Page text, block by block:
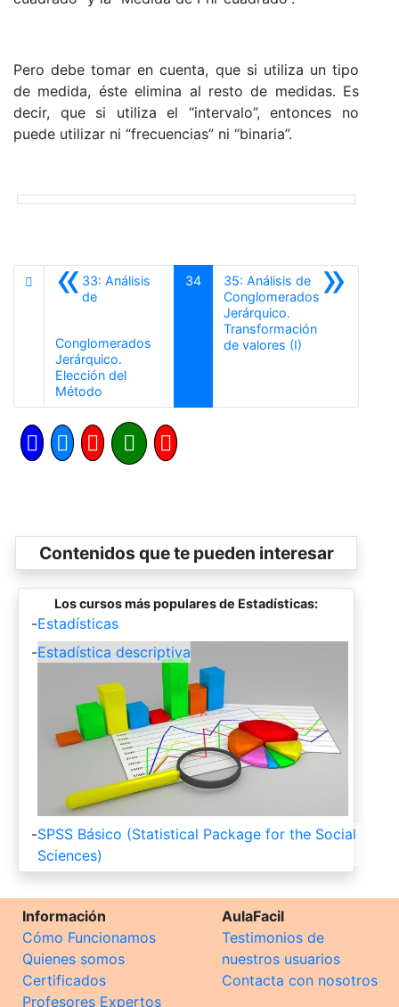
Pero debe tomar en cuenta, que si utiliza un tipo
de medida, éste elimina al resto de medidas. Es
decir, que si utiliza el “intervalo”, entonces no
puede utilizar ni “frecuencias” ni “binaria”.
«33: Análisis
de
Conglomerados
Jerárquico.
Elección del
Método
34 »
35: Análisis de
Conglomerados
Jerárquico.
Transformación
de valores (I)Siguiente
Contenidos que te pueden interesar
Los cursos más populares de Estadísticas:
-Estadísticas
-Estadística descriptiva
-SPSS Básico (Statistical Package for the Social
Sciences)
Información
Cómo Funcionamos
Quienes somos
Certificados
Profesores Expertos
AulaFacil
Testimonios de
nuestros usuarios
Contacta con nosotros